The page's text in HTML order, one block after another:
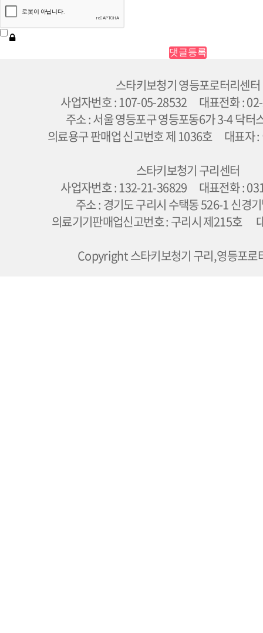
스타키보청기 영등포로터리센터
사업자번호 : 107-05-28532 대표전화 :
주소 : 서울 영등포구 영등포동6가 3-4 닥터
의료용구 판매업 신고번호 제 1036호 대표자 :
스타키보청기 구리센터
사업자번호 : 132-21-36829 대표전화 :
주소 : 경기도 구리시 수택동 526-1 신경
의료기기판매업신고번호 : 구리시 제215호
Copyright 스타키보청기 구리,영등포로